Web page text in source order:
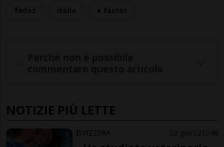
NOTIZIE PIÙ LETTE
SVIZZERA 2 gior 21 46